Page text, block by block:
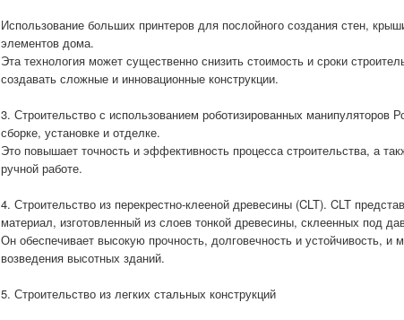
Использование больших принтеров для послойного создания стен,
элементов дома.
Эта технология может существенно снизить стоимость и сроки
создавать сложные и инновационные конструкции.
3. Строительство с использованием роботизированных манипуляторов
сборке, установке и отделке.
Это повышает точность и эффективность процесса строительства, а
ручной работе.
4. Строительство из перекрестно-клееной древесины (CLT). CLT
материал, изготовленный из слоев тонкой древесины, склеенных под
Он обеспечивает высокую прочность, долговечность и устойчивость, и
возведения высотных зданий.
5. Строительство из легких стальных конструкций